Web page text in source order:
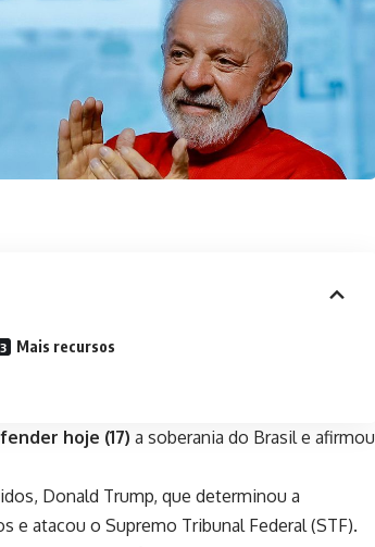
Mais recursos
hoje (17) a soberania do Brasile afirmou
Donald Trump, que determinou a
e atacou o Supremo Tribunal Federal (STF).